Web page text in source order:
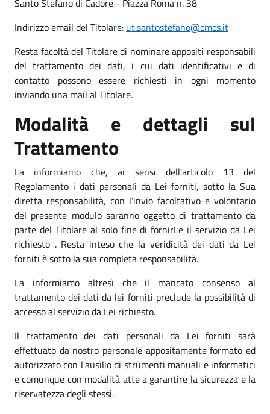
Indirizzo email del Titolare: ut.santostefano@cmcs.it
Resta facoltà del Titolare di nominare appositi responsabili
del trattamento dei dati, i cui dati identificativi e di
contatto possono essere richiesti in ogni momento
inviando una mail al Titolare.
Modalità e dettagli sul
Trattamento
La informiamo che, ai sensi dell'articolo 13 del
Regolamento i dati personali da Lei forniti, sotto la Sua
diretta responsabilità, con l'invio facoltativo e volontario
del presente modulo saranno oggetto di trattamento da
parte del Titolare al solo fine di fornirLe il servizio da Lei
richiesto . Resta inteso che la veridicità dei dati da Lei
forniti è sotto la sua completa responsabilità.
La informiamo altresì che il mancato consenso al
trattamento dei dati da lei forniti preclude la possibilità di
accesso al servizio da Lei richiesto.
Il trattamento dei dati personali da Lei forniti sarà
effettuato da nostro personale appositamente formato ed
autorizzato con l'ausilio di strumenti manuali e informatici
e comunque con modalità atte a garantire la sicurezza e la
riservatezza degli stessi.